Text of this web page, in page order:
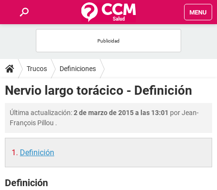
MENU
FOROS
SALUD
FAMILIA
NUTRICIÓN
SEXUALIDAD
Trucos Definiciones
Nervio largo torácico - Definición
Última actualización:2 de marzo de 2015 a las 13:01 porJean-
François Pillou .
Definición
Definición